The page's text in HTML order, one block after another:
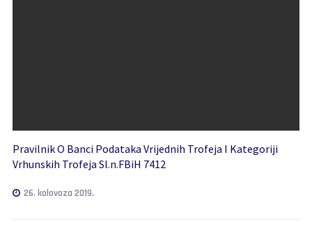
Pravilnik O Banci Podataka Vrijednih Trofeja I Kategoriji
Vrhunskih Trofeja Sl.n.FBiH 7412
26. kolovoza 2019.